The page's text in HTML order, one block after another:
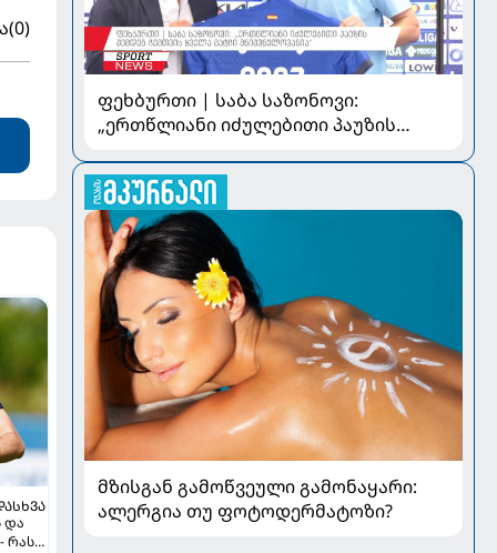
(0)
და
რას
ფეხბურთი | საბა საზონოვი:
„ერთწლიანი იძულებითი პაუზის
მნიშვნელოვანია“
მზისგან გამოწვეული გამონაყარი:
ალერგია თუ ფოტოდერმატოზი?